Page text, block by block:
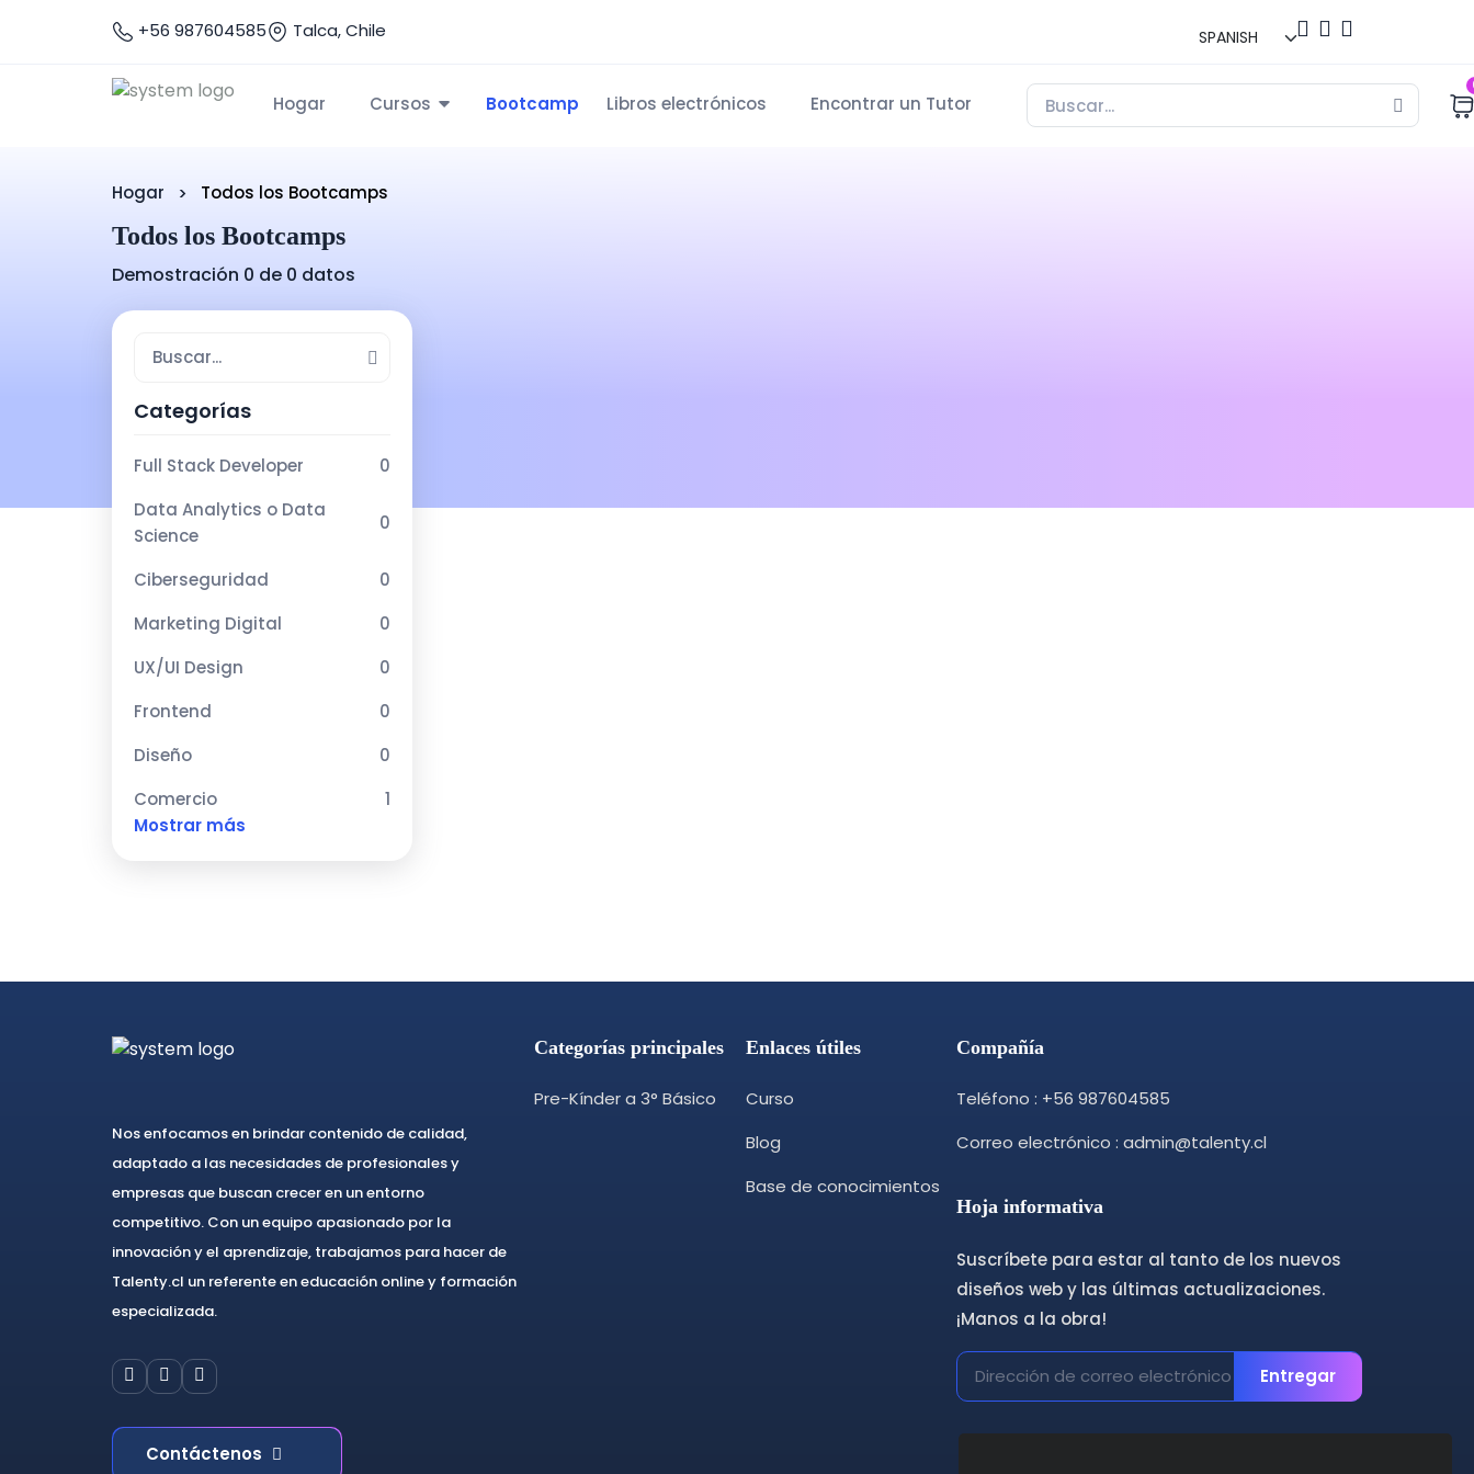
+56 987604585 Talca, Chile
Hogar Cursos Bootcamp Libros electrónicos Encontrar un Tutor
Hogar Todos los Bootcamps
Todos los Bootcamps
Demostración 0 de 0 datos
Categorías
Full Stack Developer
0
Data Analytics o Data
Science
0
Ciberseguridad
0
Marketing Digital
0
UX/UI Design
0
Frontend
0
Diseño
0
Comercio
1
Mostrar más
Nos enfocamos en brindar contenido de calidad,
adaptado a las necesidades de profesionales y
empresas que buscan crecer en un entorno
competitivo. Con un equipo apasionado por la
innovación y el aprendizaje, trabajamos para hacer de
Talenty.cl un referente en educación online y formación
especializada.
Contáctenos
Categorías principales
Pre-Kínder a 3° Básico
Enlaces útiles
Curso
Blog
Base de conocimientos
Compañía
Teléfono : +56 987604585
Correo electrónico : admin@talenty.cl
Hoja informativa
Suscríbete para estar al tanto de los nuevos
diseños web y las últimas actualizaciones.
¡Manos a la obra!
Entregar